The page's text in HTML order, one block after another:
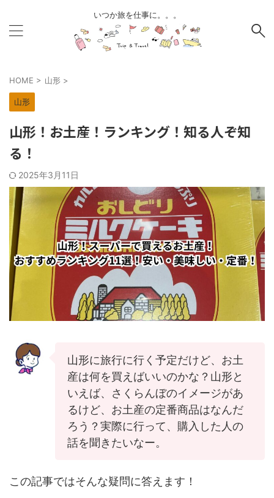
いつか旅を仕事に。。。
HOME > 山形 >
山形
山形！お土産！ランキング！知る人ぞ知
る！
2025年3月11日
山形に旅行に行く予定だけど、お土
産は何を買えばいいのかな？山形と
いえば、さくらんぼのイメージがあ
るけど、お土産の定番商品はなんだ
ろう？実際に行って、購入した人の
話を聞きたいなー。
この記事ではそんな疑問に答えます！